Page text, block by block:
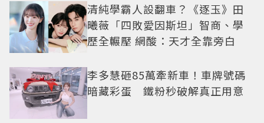
清純學霸人設翻車？《逐玉》田
曦薇「四敗愛因斯坦」智商、學
歷全輾壓 網酸：天才全靠旁白
李多慧砸85萬牽新車！車牌號碼
暗藏彩蛋 鐵粉秒破解真正用意